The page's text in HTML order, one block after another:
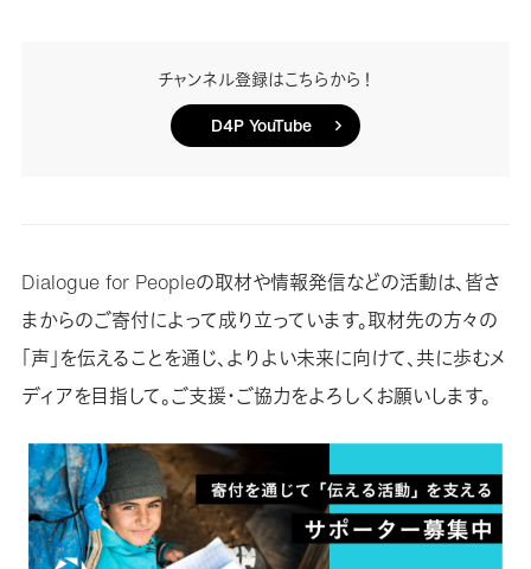
チャンネル登録はこちらから！
D4P YouTube
Dialogue for Peopleの取材や情報発信などの活動は、皆さ
まからのご寄付によって成り立っています。取材先の方々の
「声」を伝えることを通じ、よりよい未来に向けて、共に歩むメ
ディアを目指して。ご支援・ご協力をよろしくお願いします。